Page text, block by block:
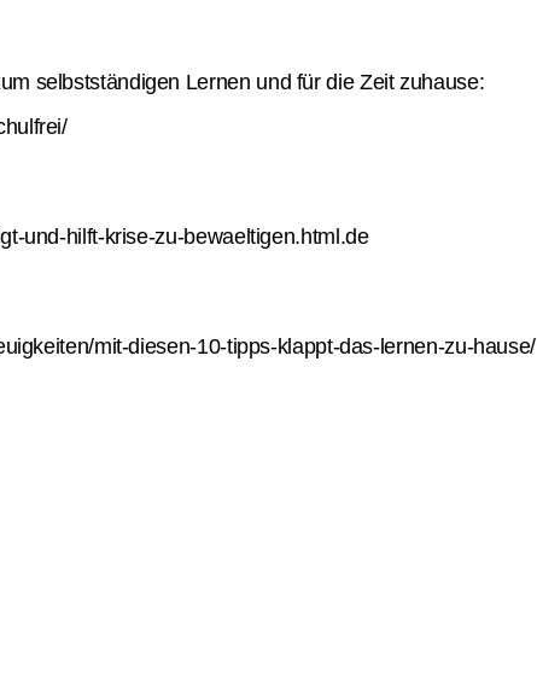
selbstständigen Lernen und für die Zeit zuhause:
und-hilft-krise-zu-bewaeltigen.html.de
mit-diesen-10-tipps-klappt-das-lernen-zu-hause/